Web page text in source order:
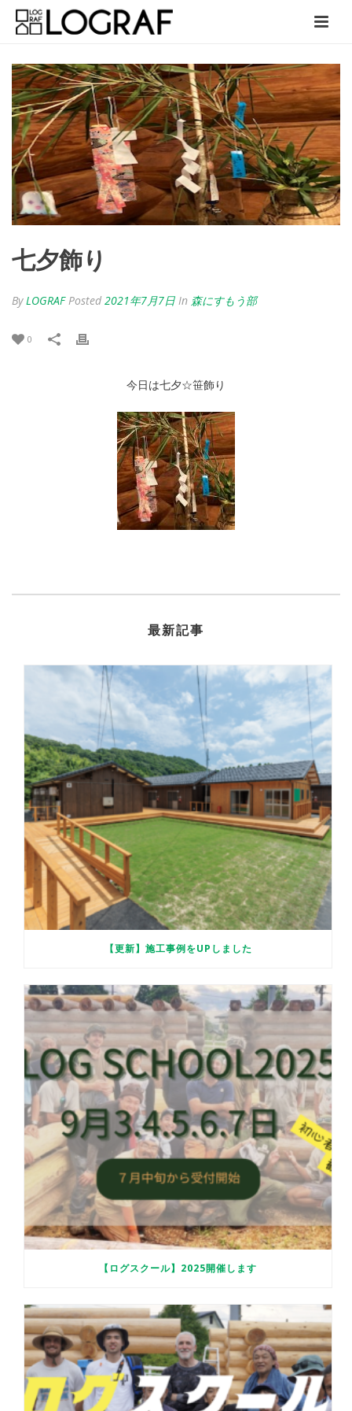
七夕飾り
ByLOGRAF Posted 2021年7月7日 In 森にすもう部
0
今日は七夕☆笹飾り
最新記事
【更新】施工事例をUPしました
【ログスクール】2025開催します